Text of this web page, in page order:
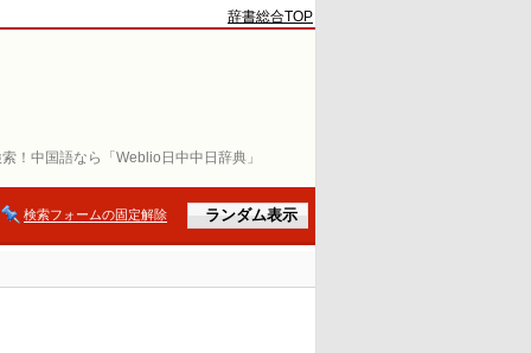
！中国語なら「Weblio日中中日辞典」
辞書総合TOP
検索フォームの固定解除